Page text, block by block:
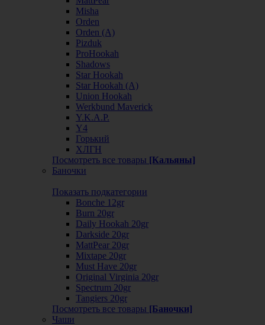
Misha
Orden
Orden (А)
Pizduk
ProHookah
Shadows
Star Hookah
Star Hookah (А)
Union Hookah
Werkbund Maverick
Y.K.A.P.
Y4
Горький
ХЛГН
Посмотреть все товары [Кальяны]
Баночки
Показать подкатегории
Bonche 12gr
Burn 20gr
Daily Hookah 20gr
Darkside 20gr
MattPear 20gr
Mixtape 20gr
Must Have 20gr
Original Virginia 20gr
Spectrum 20gr
Tangiers 20gr
Посмотреть все товары [Баночки]
Чаши